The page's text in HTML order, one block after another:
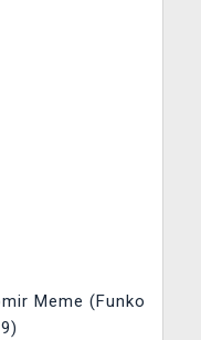
Meme (Funko